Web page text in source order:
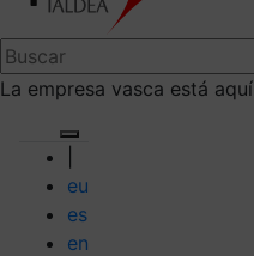
La empresa vasca está aquí
eu
es
en